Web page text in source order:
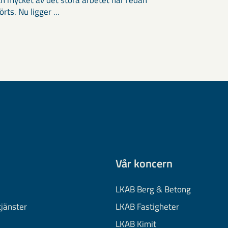
Nu ligger ...
Vår koncern
LKAB Berg & Betong
LKAB Fastigheter
LKAB Kimit